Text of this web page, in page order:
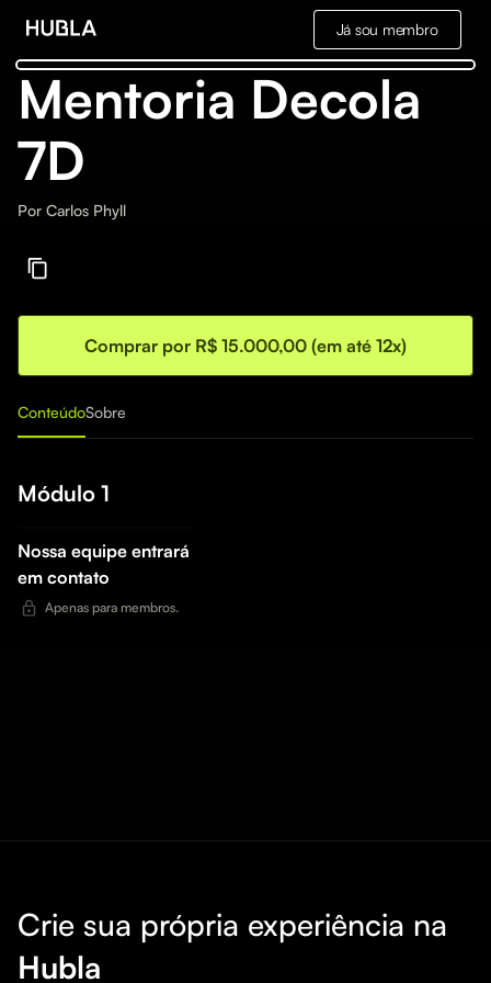
Já sou membro
Mentoria Decola
7D
Por Carlos Phyll
Comprar por R$ 15.000,00 (em até 12x)
ConteúdoSobre
Módulo 1
Nossa equipe entrará
em contato
Apenas para membros.
Crie sua própria experiência na
Hubla